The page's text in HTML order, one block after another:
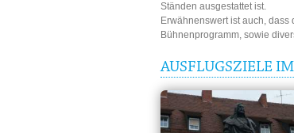
Ständen ausgestattet ist.
Erwähnenswert ist auch,
Bühnenprogramm, sowie
AUSFLUGSZIELE